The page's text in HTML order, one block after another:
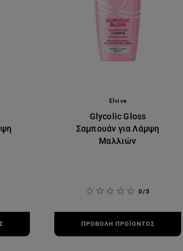
Elvive
Glycolic Gloss
Σαμπουάν για Λάμψη
Μαλλιών
0/5
ΠΡΟΒΟΛΉ ΠΡΟΪΌΝΤΟΣ